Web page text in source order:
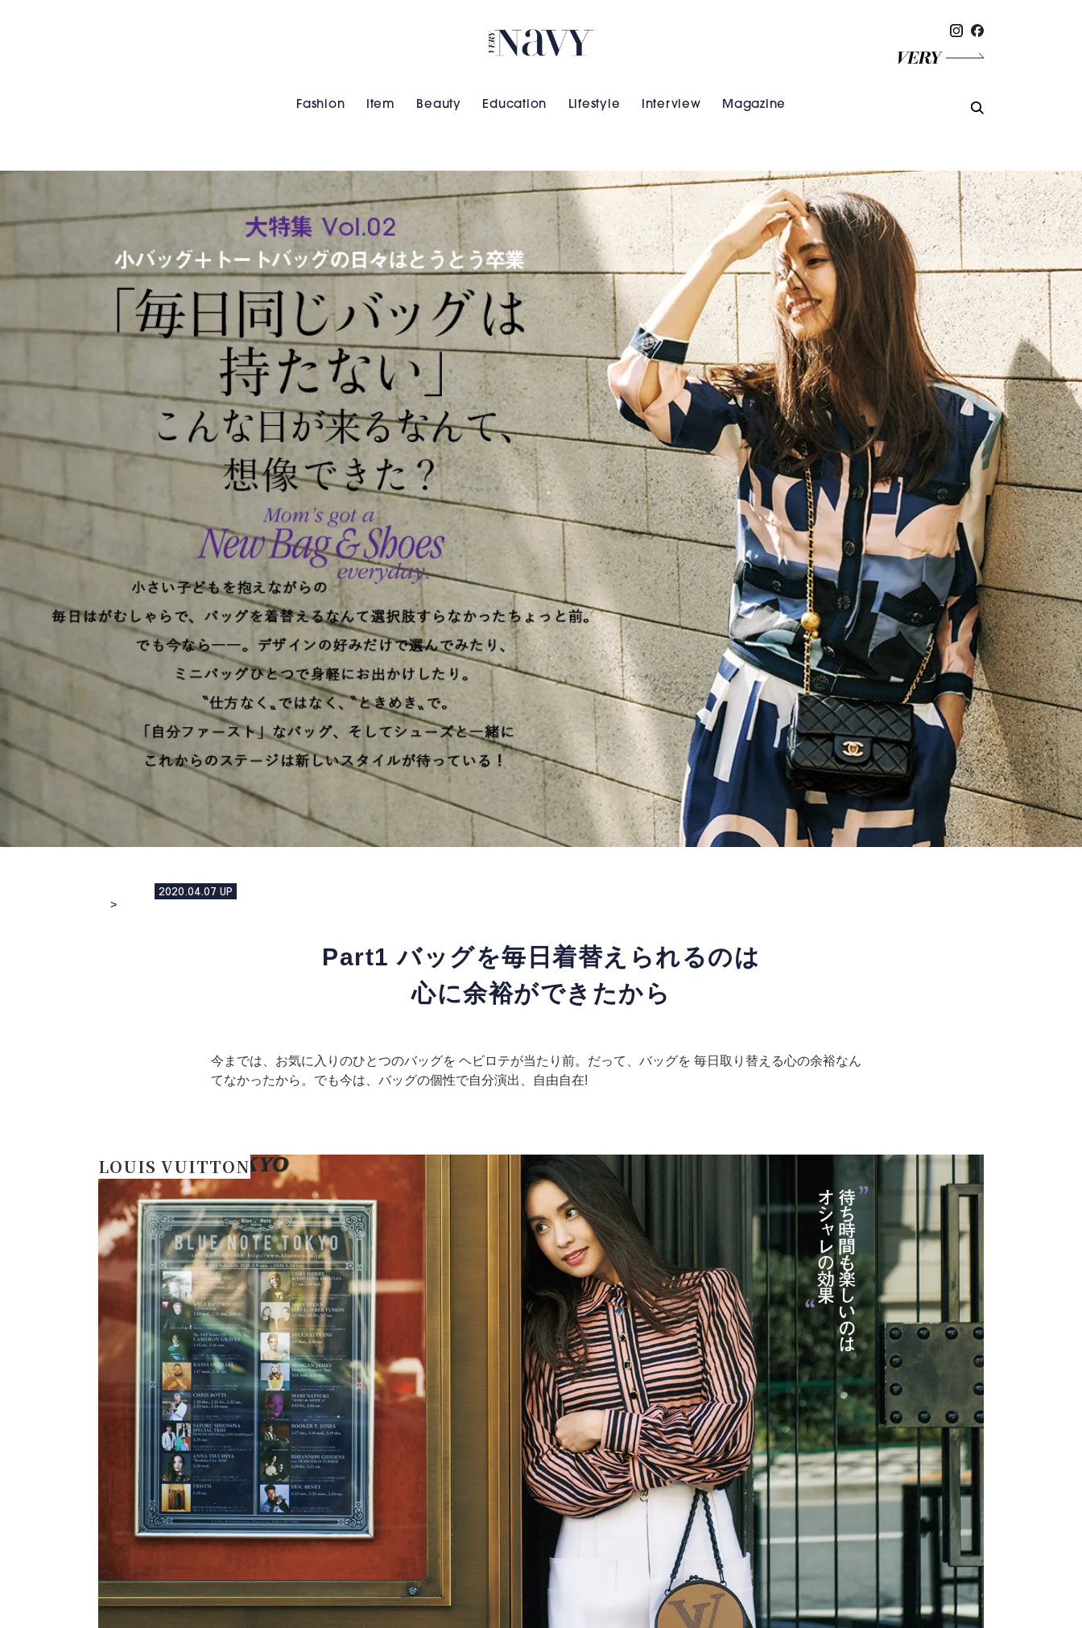
Fashion Item Beauty Education Lifestyle Interview Magazine
2020.04.07 UP
Part1 バッグを毎日着替えられるのは
心に余裕ができたから
今までは、お気に入りのひとつのバッグを ヘビロテが当たり前。だって、バッグを 毎日取り替える心の余裕なん
てなかったから。でも今は、バッグの個性で自分演出、自由自在!
LOUIS VUITTON